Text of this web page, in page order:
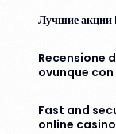
Лучшие акции
Recensione
ovunque
Fast and
online